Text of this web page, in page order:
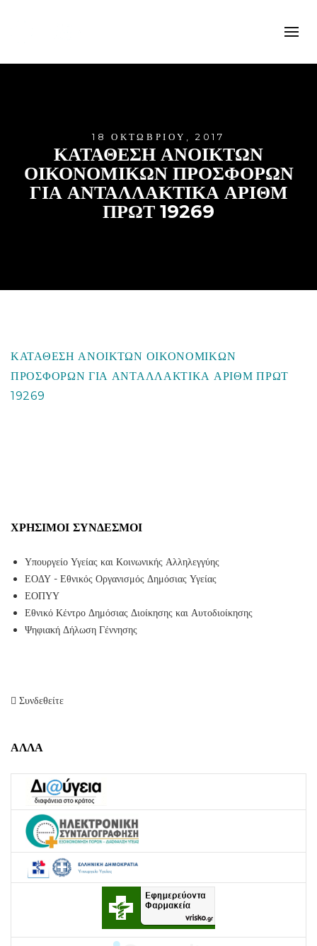
18 ΟΚΤΩΒΡΊΟΥ, 2017
ΚΑΤΑΘΕΣΗ ΑΝΟΙΚΤΩΝ
ΟΙΚΟΝΟΜΙΚΩΝ ΠΡΟΣΦΟΡΩΝ
ΓΙΑ ΑΝΤΑΛΛΑΚΤΙΚΑ ΑΡΙΘΜ
ΠΡΩΤ 19269
ΚΑΤΑΘΕΣΗ ΑΝΟΙΚΤΩΝ ΟΙΚΟΝΟΜΙΚΩΝ
ΠΡΟΣΦΟΡΩΝ ΓΙΑ ΑΝΤΑΛΛΑΚΤΙΚΑ ΑΡΙΘΜ ΠΡΩΤ
19269
ΧΡΉΣΙΜΟΙ ΣΎΝΔΕΣΜΟΙ
Υπουργείο Υγείας και Κοινωνικής Αλληλεγγύης
ΕΟΔΥ - Εθνικός Οργανισμός Δημόσιας Υγείας
ΕΟΠΥΥ
Εθνικό Κέντρο Δημόσιας Διοίκησης και Αυτοδιοίκησης
Ψηφιακή Δήλωση Γέννησης
Συνδεθείτε
ΑΛΛΑ